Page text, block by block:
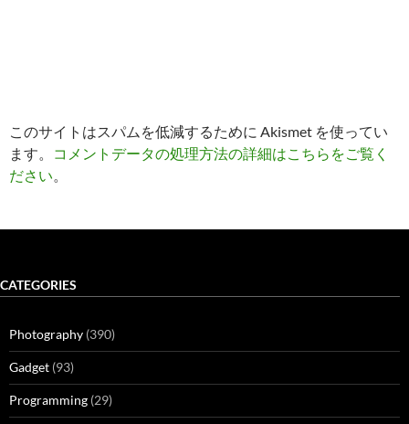
このサイトはスパムを低減するために Akismet を使ってい
ます。
コメントデータの処理方法の詳細はこちらをご覧く
ださい。
CATEGORIES
Photography (390)
Gadget (93)
Programming (29)